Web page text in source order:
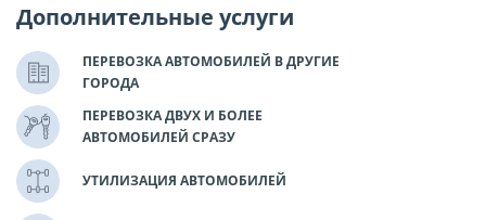
Дополнительные услуги
ПЕРЕВОЗКА АВТОМОБИЛЕЙ В ДРУГИЕ
ГОРОДА
ПЕРЕВОЗКА ДВУХ И БОЛЕЕ
АВТОМОБИЛЕЙ СРАЗУ
УТИЛИЗАЦИЯ АВТОМОБИЛЕЙ